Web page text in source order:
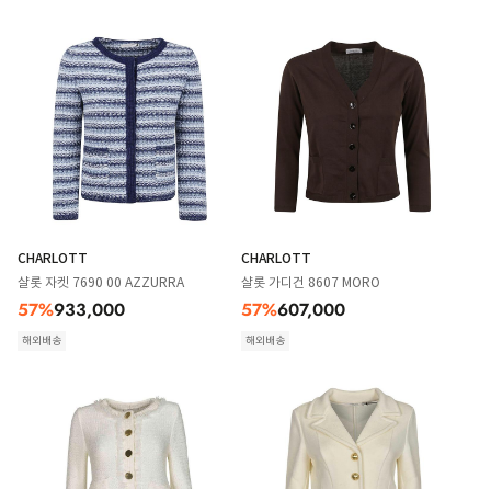
CHARLOTT
샬롯 자켓 7690 00 AZZURRA
57%933,000
해외배송
CHARLOTT
샬롯 가디건 8607 MORO
57%607,000
해외배송